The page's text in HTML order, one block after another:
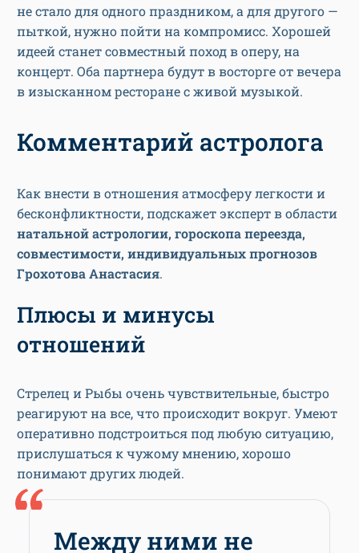
не стало для одного праздником, а для другого —
пыткой, нужно пойти на компромисс. Хорошей
идеей станет совместный поход в оперу, на
концерт. Оба партнера будут в восторге от вечера
в изысканном ресторане с живой музыкой.
Комментарий астролога
Как внести в отношения атмосферу легкости и
бесконфликтности, подскажет эксперт в области
натальной астрологии, гороскопа переезда,
совместимости, индивидуальных прогнозов
Грохотова Анастасия.
Плюсы и минусы
отношений
Стрелец и Рыбы очень чувствительные, быстро
реагируют на все, что происходит вокруг. Умеют
оперативно подстроиться под любую ситуацию,
прислушаться к чужому мнению, хорошо
понимают других людей.
Между ними не